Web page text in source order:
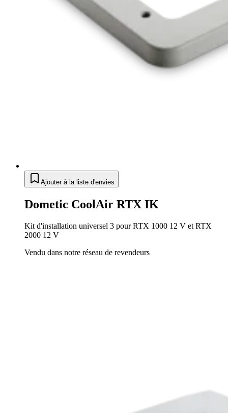
Ajouter à la liste d'envies
Dometic CoolAir RTX IK
Kit d'installation universel 3 pour RTX 1000 12 V et RTX
2000 12 V
Vendu dans notre réseau de revendeurs